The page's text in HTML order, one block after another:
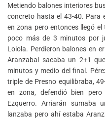
Metiendo balones interiores
concreto hasta el 43-40. Para
en zona pero entonces llegó
poco más de 3 minutos por
Loiola. Perdieron balones en
Aranzabal sacaba un 2+1
minutos y medio del final.
triple de Presno equilibraba,
en zona, defendió bien
Ezquerro. Arriarán sumaba
lanzaba pero ahí estaba